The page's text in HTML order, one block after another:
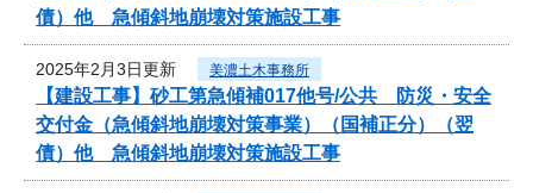
債）他 急傾斜地崩壊対策施設工事
2025年2月3日更新 美濃土木事務所
【建設工事】砂工第急傾補017他号/公共 防災・安全
交付金（急傾斜地崩壊対策事業）（国補正分）（翌
債）他 急傾斜地崩壊対策施設工事